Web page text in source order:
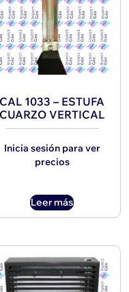
CAL 1033 – ESTUFA
CUARZO VERTICAL
Inicia sesión para ver
precios
Leer más